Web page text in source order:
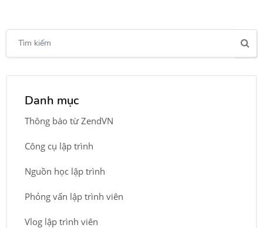
Danh mục
Thông báo từ ZendVN
Công cụ lập trình
Nguồn học lập trình
Phỏng vấn lập trình viên
Vlog lập trình viên